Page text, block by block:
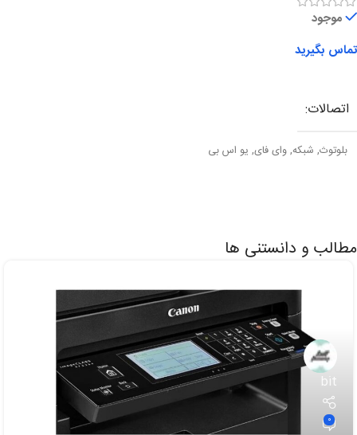
موجود
تماس بگیرید
اتصالات
بلوتوث, شبکه,وای فای, یو اس بی
تکنولوژی چاپ
نوع کارکرد تک کاره,چندکاره
مدل چاپ رنگی, سیاه و سفید
مطالب و دانستنی ها
bit
0